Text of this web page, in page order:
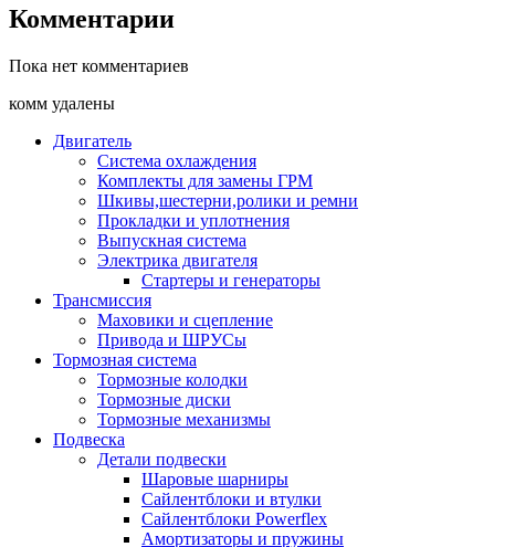
Комментарии
Пока нет комментариев
комм удалены
Двигатель
Система охлаждения
Комплекты для замены ГРМ
Шкивы,шестерни,ролики и ремни
Прокладки и уплотнения
Выпускная система
Электрика двигателя
Стартеры и генераторы
Трансмиссия
Маховики и сцепление
Привода и ШРУСы
Тормозная система
Тормозные колодки
Тормозные диски
Тормозные механизмы
Подвеска
Детали подвески
Шаровые шарниры
Сайлентблоки и втулки
Сайлентблоки Powerflex
Амортизаторы и пружины